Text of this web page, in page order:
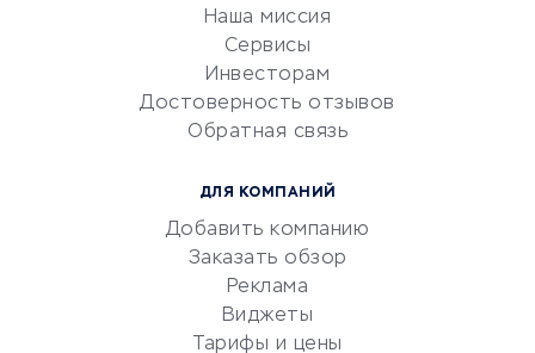
документооборот
Юридические компании
Бухгалтерия онлайн
Наша миссия
Сервисы
Инвесторам
Достоверность отзывов
Обратная связь
ДЛЯ КОМПАНИЙ
Добавить компанию
Заказать обзор
Реклама
Виджеты
Тарифы и цены